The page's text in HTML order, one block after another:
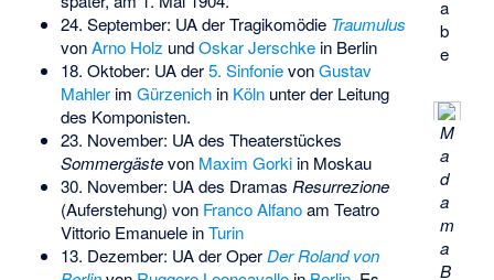
a
b
e
M
a
d
a
m
a
B
24. September: UA der Tragikomödie Traumulus
vonArno Holz undOskar Jerschkein Berlin
18. Oktober: UA der5. SinfonievonGustav
Mahlerim Gürzenichin Kölnunter der Leitung
des Komponisten.
23. November: UA des Theaterstückes
Sommergästevon Maxim Gorkiin Moskau
30. November: UA des Dramas Resurrezione
(Auferstehung) von Franco Alfanoam Teatro
Vittorio EmanueleinTurin
13. Dezember: UA der OperDer Roland von